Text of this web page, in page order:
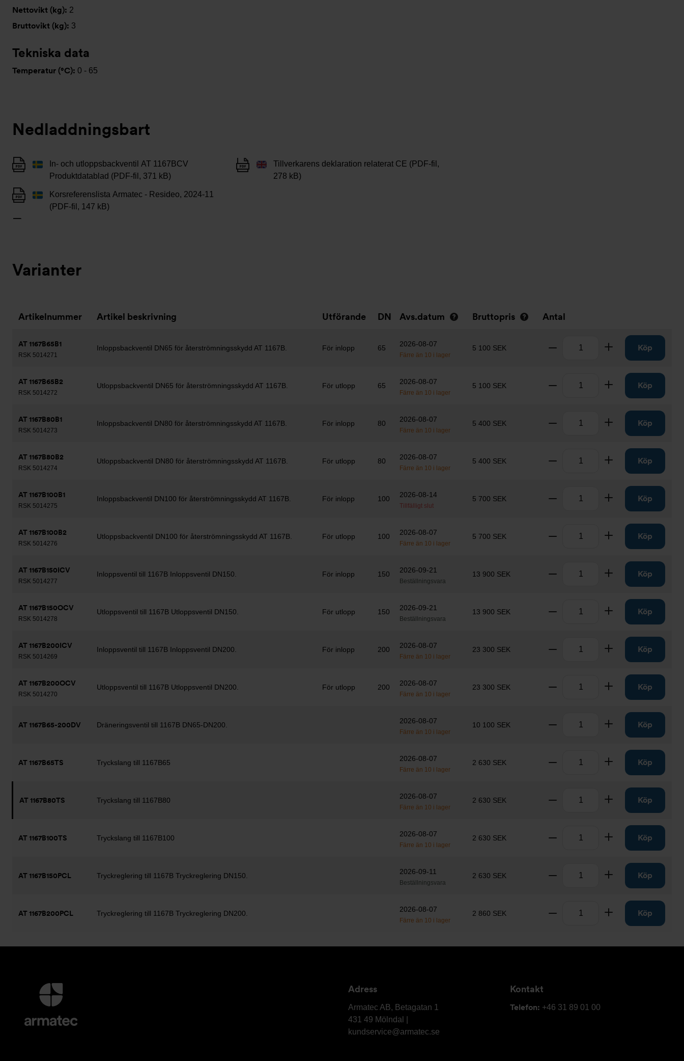
Nettovikt (kg): 2
Bruttovikt (kg): 3
Tekniska data
Temperatur (°C): 0 - 65
Nedladdningsbart
In- och utloppsbackventil AT 1167BCV
Produktdatablad (PDF-fil, 371 kB)
Korsreferenslista Armatec - Resideo, 2024-11
(PDF-fil, 147 kB)
Tillverkarens deklaration relaterat CE (PDF-fil,
278 kB)
Varianter
Artikelnummer Artikel beskrivning Utförande DN Avs.datum Bruttopris Antal
AT 1167B65B1
RSK 5014271
Inloppsbackventil DN65 för återströmningsskydd AT 1167B. För inlopp 65 2026-08-07
Färre än 10 i lager
5 100 SEK Ta bort Lägg tillKöp
AT 1167B65B2
RSK 5014272
Utloppsbackventil DN65 för återströmningsskydd AT 1167B. För utlopp 65 2026-08-07
Färre än 10 i lager
5 100 SEK Ta bort Lägg tillKöp
AT 1167B80B1
RSK 5014273
Inloppsbackventil DN80 för återströmningsskydd AT 1167B. För inlopp 80 2026-08-07
Färre än 10 i lager
5 400 SEK Ta bort Lägg tillKöp
AT 1167B80B2
RSK 5014274
Utloppsbackventil DN80 för återströmningsskydd AT 1167B. För utlopp 80 2026-08-07
Färre än 10 i lager
5 400 SEK Ta bort Lägg tillKöp
AT 1167B100B1
RSK 5014275
Inloppsbackventil DN100 för återströmningsskydd AT 1167B. För inlopp 100 2026-08-14
Tillfälligt slut
5 700 SEK Ta bort Lägg tillKöp
AT 1167B100B2
RSK 5014276
Utloppsbackventil DN100 för återströmningsskydd AT 1167B. För utlopp 100 2026-08-07
Färre än 10 i lager
5 700 SEK Ta bort Lägg tillKöp
AT 1167B150ICV
RSK 5014277
Inloppsventil till 1167B Inloppsventil DN150. För inlopp 150 2026-09-21
Beställningsvara
13 900 SEK Ta bort Lägg tillKöp
AT 1167B150OCV
RSK 5014278
Utloppsventil till 1167B Utloppsventil DN150. För utlopp 150 2026-09-21
Beställningsvara
13 900 SEK Ta bort Lägg tillKöp
AT 1167B200ICV
RSK 5014269
Inloppsventil till 1167B Inloppsventil DN200. För inlopp 200 2026-08-07
Färre än 10 i lager
23 300 SEK Ta bort Lägg tillKöp
AT 1167B200OCV
RSK 5014270
Utloppsventil till 1167B Utloppsventil DN200. För utlopp 200 2026-08-07
Färre än 10 i lager
23 300 SEK Ta bort Lägg tillKöp
AT 1167B65-200DV Dräneringsventil till 1167B DN65-DN200. 2026-08-07
Färre än 10 i lager
10 100 SEK Ta bort Lägg tillKöp
AT 1167B65TS Tryckslang till 1167B65 2026-08-07
Färre än 10 i lager
2 630 SEK Ta bort Lägg tillKöp
AT 1167B80TS Tryckslang till 1167B80 2026-08-07
Färre än 10 i lager
2 630 SEK Ta bort Lägg tillKöp
AT 1167B100TS Tryckslang till 1167B100 2026-08-07
Färre än 10 i lager
2 630 SEK Ta bort Lägg tillKöp
AT 1167B150PCL Tryckreglering till 1167B Tryckreglering DN150. 2026-09-11
Beställningsvara
2 630 SEK Ta bort Lägg tillKöp
AT 1167B200PCL Tryckreglering till 1167B Tryckreglering DN200. 2026-08-07
Färre än 10 i lager
2 860 SEK Ta bort Lägg tillKöp
Ytterligare
information
kontaktuppgifter
Adress
Armatec
Armatec AB, Betagatan 1
431 49 Mölndal |
kundservice@armatec.se
Kontakt
Telefon: +46 31 89 01 00